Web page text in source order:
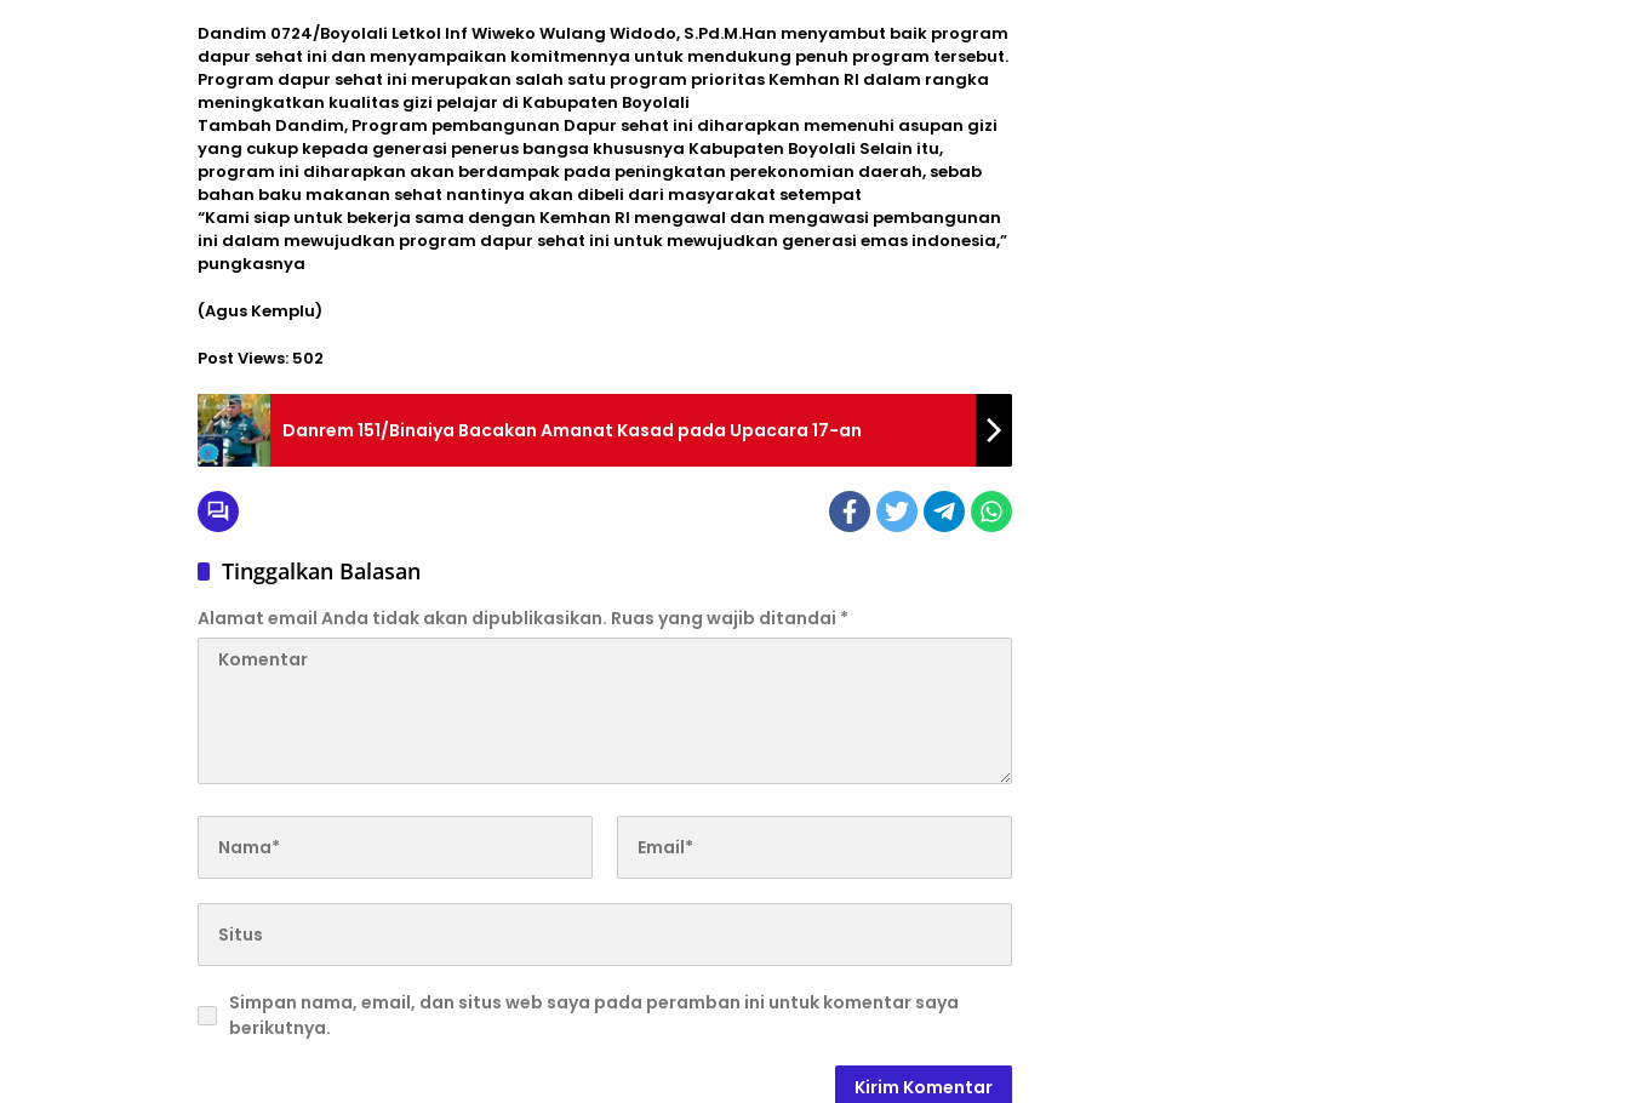
Dandim 0724/Boyolali Letkol Inf Wiweko Wulang Widodo, S.Pd.M.Han menyambut baik program
dapur sehat ini dan menyampaikan komitmennya untuk mendukung penuh program tersebut.
Program dapur sehat ini merupakan salah satu program prioritas Kemhan RI dalam rangka
meningkatkan kualitas gizi pelajar di Kabupaten Boyolali
Tambah Dandim, Program pembangunan Dapur sehat ini diharapkan memenuhi asupan gizi
yang cukup kepada generasi penerus bangsa khususnya Kabupaten Boyolali Selain itu,
program ini diharapkan akan berdampak pada peningkatan perekonomian daerah, sebab
bahan baku makanan sehat nantinya akan dibeli dari masyarakat setempat
“Kami siap untuk bekerja sama dengan Kemhan RI mengawal dan mengawasi pembangunan
ini dalam mewujudkan program dapur sehat ini untuk mewujudkan generasi emas indonesia,”
pungkasnya
(Agus Kemplu)
Post Views: 502
Danrem 151/Binaiya Bacakan Amanat Kasad pada Upacara 17-an
Tinggalkan Balasan
Alamat email Anda tidak akan dipublikasikan. Ruas yang wajib ditandai *
Simpan nama, email, dan situs web saya pada peramban ini untuk komentar saya
berikutnya.